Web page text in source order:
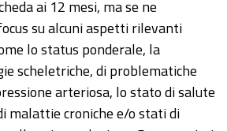
ai 12 mesi, ma se ne
su alcuni aspetti rilevanti
lo status ponderale, la
scheletriche, di problematiche
arteriosa, lo stato di salute
malattie croniche e/o stati di